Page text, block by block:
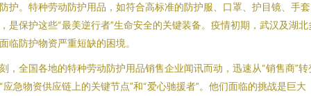
护。特种劳动防护用品，如符合高标准的防护服、口罩、护目镜、手套
是保护这些“最美逆行者”生命安全的关键装备。疫情初期，武汉及湖北
临防护物资严重短缺的困境。
，全国各地的特种劳动防护用品销售企业闻讯而动，迅速从“销售商”转
应急物资供应链上的关键节点”和“爱心驰援者”。他们面临的挑战是巨大